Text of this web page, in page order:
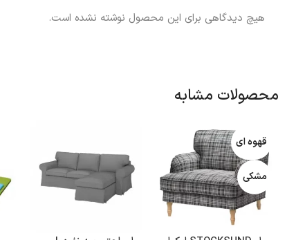
هیچ دیدگاهی برای این محصول نوشته نشده است.
محصولات مشابه
قهوه ای
مشکی